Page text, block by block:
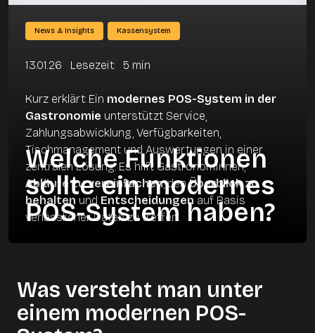
News & Insights Kassensystem
13.01.26 Lesezeit: 5 min
Welche Funktionen
sollte ein modernes
POS-System haben?
Kurz erklärt: Ein modernes POS-System in der
Gastronomie unterstützt Service,
Zahlungsabwicklung, Verfügbarkeiten,
Tischmanagement und Auswertungen in einer
zentralen Lösung. Es hilft Gastronom:innen,
Abläufe zu vereinfachen, denÜberblick zu
behalten und Entscheidungen auf Basis
verlässlicher Daten zu treffen.
Was versteht man unter
einem modernen POS-